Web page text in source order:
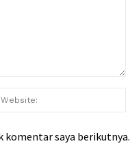
komentar saya berikutnya.